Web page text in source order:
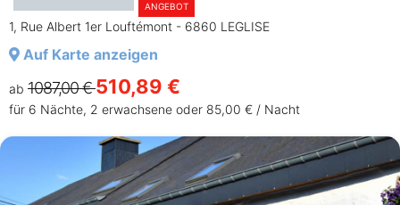
ANGEBOT
1, Rue Albert 1er Louftémont - 6860 LEGLISE
Auf Karte anzeigen
ab 1087,00 €510,89 €
für 6 Nächte, 2 erwachsene oder 85,00 € / Nacht